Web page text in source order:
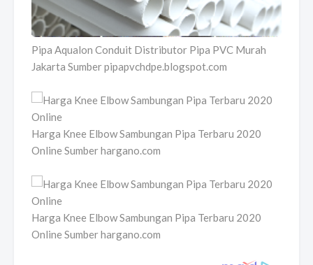
Pipa Aqualon Conduit Distributor Pipa PVC Murah
Jakarta Sumber pipapvchdpe.blogspot.com
Harga Knee Elbow Sambungan Pipa Terbaru 2020
Online Sumber hargano.com
Harga Knee Elbow Sambungan Pipa Terbaru 2020
Online Sumber hargano.com